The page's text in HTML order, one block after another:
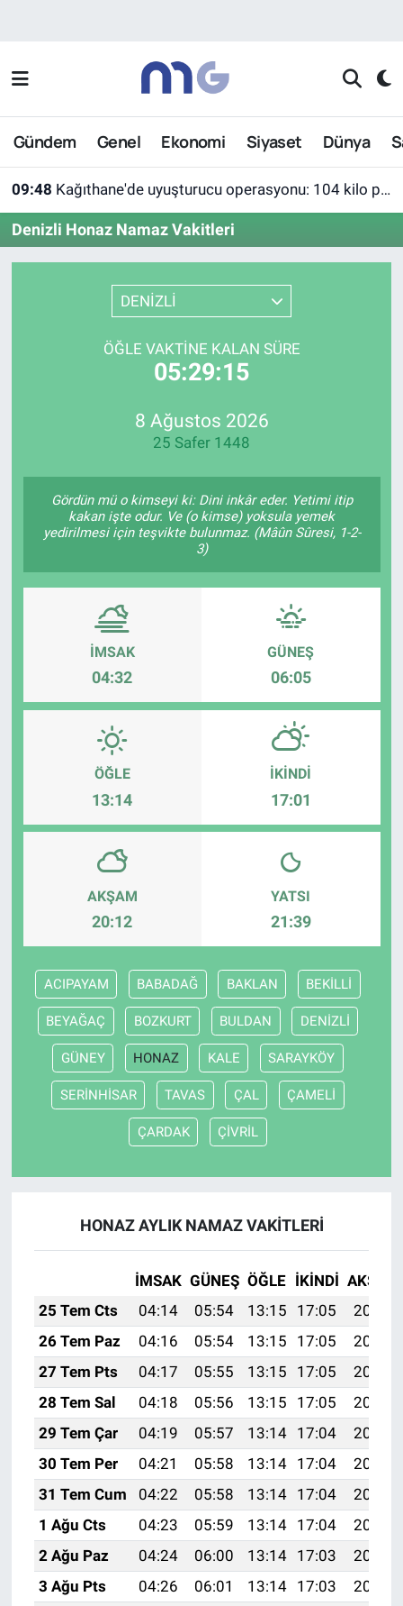
Gündem Genel Ekonomi Siyaset Dünya
09:48 Kağıthane'de uyuşturucu operasyonu: 104 kilo pregabalin ele geçirildi
Denizli Honaz Namaz Vakitleri
DENİZLİ
ÖĞLE VAKTINE KALAN SÜRE
05:29:15
8 Ağustos 2026
25 Safer 1448
Gördün mü o kimseyi ki: Dini inkâr eder. Yetimi itip
kakan işte odur. Ve (o kimse) yoksula yemek
yedirilmesi için teşvikte bulunmaz. (Mâûn Sûresi, 1-2-
3)
İMSAK
04:32
GÜNEŞ
06:05
ÖĞLE
13:14
İKINDI
17:01
AKŞAM
20:12
YATSI
21:39
ACIPAYAM BABADAĞ BAKLAN BEKİLLİ
BEYAĞAÇ BOZKURT BULDAN DENİZLİ
GÜNEY HONAZ KALE SARAYKÖY
SERİNHİSAR TAVAS ÇAL ÇAMELİ
ÇARDAK ÇİVRİL
HONAZ AYLIK NAMAZ VAKITLERI
İMSAK GÜNEŞ ÖĞLE İKINDI AKŞAM
25 Tem Cts
04:14 05:54 13:15 17:05
20:26
26 Tem Paz
04:16 05:54 13:15 17:05
20:25
27 Tem Pts
04:17 05:55 13:15 17:05
20:24
28 Tem Sal
04:18 05:56 13:15 17:05
20:23
29 Tem Çar
04:19 05:57 13:14 17:04
20:22
30 Tem Per
04:21 05:58 13:14 17:04
20:21
31 Tem Cum
04:22 05:58 13:14 17:04
20:20
1 Ağu Cts
04:23 05:59 13:14 17:04
20:19
2 Ağu Paz
04:24 06:00 13:14 17:03
20:19
3 Ağu Pts
04:26 06:01 13:14 17:03
20:18
Nöbetçi Eczaneler
Hava Durumu
Süper Lig Puan Durumu ve Fikstür
Tüm Manşetler
Son Dakika Haberleri